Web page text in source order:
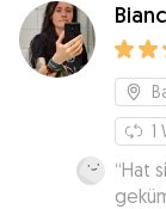
1
“Hat